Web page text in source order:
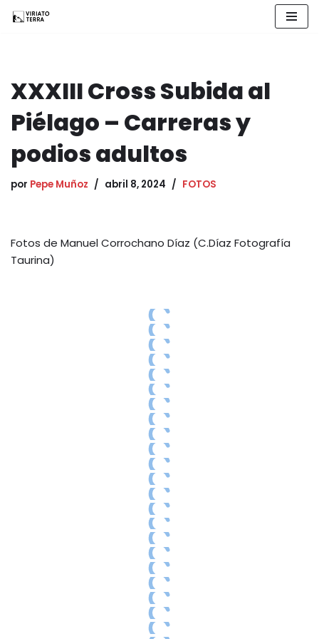
XXXIII Cross Subida al
Piélago – Carreras y
podios adultos
por Pepe Muñoz abril 8, 2024 FOTOS
Fotos de Manuel Corrochano Díaz (C.Díaz Fotografía
Taurina)